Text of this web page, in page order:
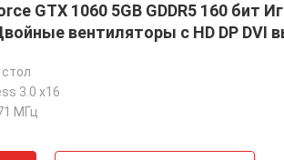
GTX 1060 5GB GDDR5 160 бит
вентиляторы с HD DP DVI
3.0 x16
МГц